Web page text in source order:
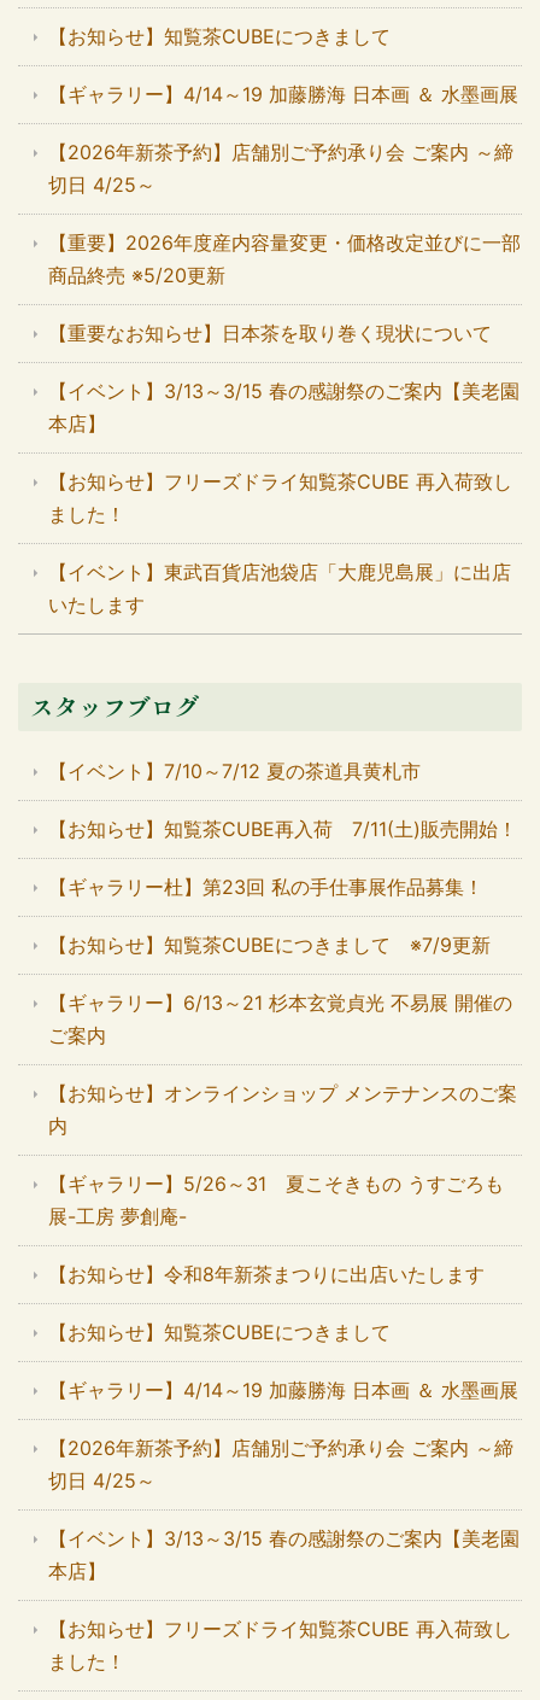
【お知らせ】知覧茶CUBEにつきまして
【ギャラリー】4/14～19 加藤勝海 日本画 ＆ 水墨画展
【2026年新茶予約】店舗別ご予約承り会 ご案内 ～締
切日 4/25～
【重要】2026年度産内容量変更・価格改定並びに一部
商品終売 ※5/20更新
【重要なお知らせ】日本茶を取り巻く現状について
【イベント】3/13～3/15 春の感謝祭のご案内【美老園
本店】
【お知らせ】フリーズドライ知覧茶CUBE 再入荷致し
ました！
【イベント】東武百貨店池袋店「大鹿児島展」に出店
いたします
スタッフブログ
【イベント】7/10～7/12 夏の茶道具黄札市
【お知らせ】知覧茶CUBE再入荷 7/11(土)販売開始！
【ギャラリー杜】第23回 私の手仕事展作品募集！
【お知らせ】知覧茶CUBEにつきまして ※7/9更新
【ギャラリー】6/13～21 杉本玄覚貞光 不易展 開催の
ご案内
【お知らせ】オンラインショップ メンテナンスのご案
内
【ギャラリー】5/26～31 夏こそきもの うすごろも
展-工房 夢創庵-
【お知らせ】令和8年新茶まつりに出店いたします
【お知らせ】知覧茶CUBEにつきまして
【ギャラリー】4/14～19 加藤勝海 日本画 ＆ 水墨画展
【2026年新茶予約】店舗別ご予約承り会 ご案内 ～締
切日 4/25～
【イベント】3/13～3/15 春の感謝祭のご案内【美老園
本店】
【お知らせ】フリーズドライ知覧茶CUBE 再入荷致し
ました！